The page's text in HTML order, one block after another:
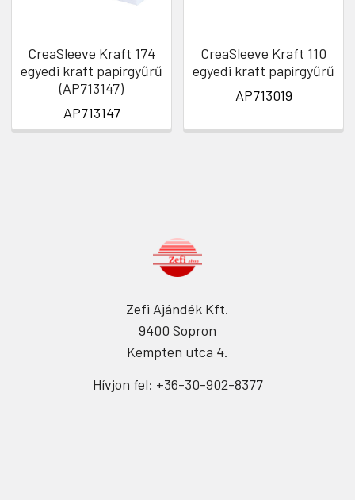
CreaSleeve Kraft 174
egyedi kraft papírgyűrű
(AP713147)
AP713147
CreaSleeve Kraft 110
egyedi kraft papírgyűrű
AP713019
Zefi Ajándék Kft.
9400 Sopron
Kempten utca 4.
Hívjon fel: +36-30-902-8377